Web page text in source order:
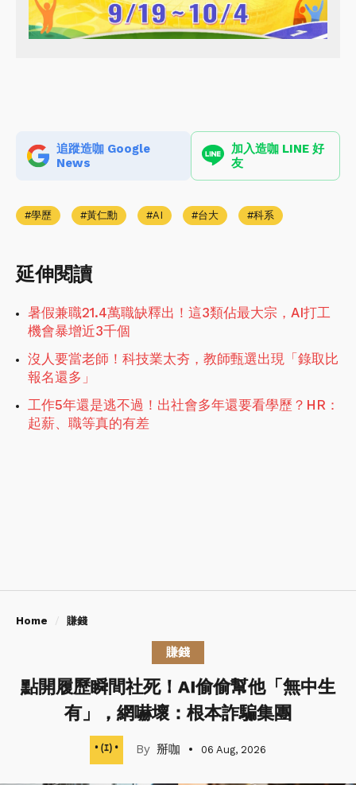
追蹤造咖 Google
News
加入造咖 LINE 好
友
學歷 黃仁勳 AI 台大 科系
延伸閱讀
暑假兼職21.4萬職缺釋出！這3類佔最大宗，AI打工
機會暴增近3千個
沒人要當老師！科技業太夯，教師甄選出現「錄取比
報名還多」
工作5年還是逃不過！出社會多年還要看學歷？HR：
起薪、職等真的有差
Home 賺錢
賺錢
點開履歷瞬間社死！AI偷偷幫他「無中生
有」，網嚇壞：根本詐騙集團
掰咖 06 Aug, 2026